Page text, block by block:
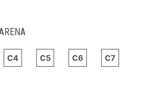
C4 C5 C6 C7